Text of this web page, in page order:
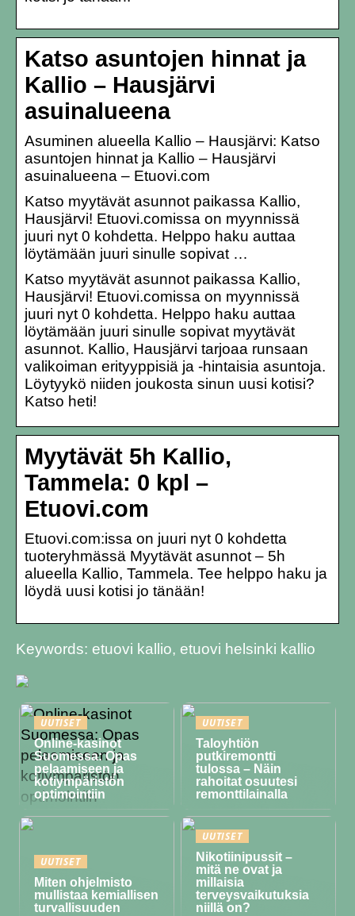
Katso asuntojen hinnat ja
Kallio – Hausjärvi
asuinalueena
Asuminen alueella Kallio – Hausjärvi: Katso
asuntojen hinnat ja Kallio – Hausjärvi
asuinalueena – Etuovi.com
Katso myytävät asunnot paikassa Kallio,
Hausjärvi! Etuovi.comissa on myynnissä
juuri nyt 0 kohdetta. Helppo haku auttaa
löytämään juuri sinulle sopivat …
Katso myytävät asunnot paikassa Kallio,
Hausjärvi! Etuovi.comissa on myynnissä
juuri nyt 0 kohdetta. Helppo haku auttaa
löytämään juuri sinulle sopivat myytävät
asunnot. Kallio, Hausjärvi tarjoaa runsaan
valikoiman erityyppisiä ja -hintaisia asuntoja.
Löytyykö niiden joukosta sinun uusi kotisi?
Katso heti!
Myytävät 5h Kallio,
Tammela: 0 kpl –
Etuovi.com
Etuovi.com:issa on juuri nyt 0 kohdetta
tuoteryhmässä Myytävät asunnot – 5h
alueella Kallio, Tammela. Tee helppo haku ja
löydä uusi kotisi jo tänään!
Keywords: etuovi kallio, etuovi helsinki kallio
UUTISET
Online-kasinot
Suomessa: Opas
pelaamiseen ja
kotiympäristön
optimointiin
UUTISET
Taloyhtiön
putkiremontti
tulossa – Näin
rahoitat osuutesi
remonttilainalla
UUTISET
Miten ohjelmisto
mullistaa kemiallisen
turvallisuuden
UUTISET
Nikotiinipussit –
mitä ne ovat ja
millaisia
terveysvaikutuksia
niillä on?